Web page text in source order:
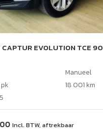
CAPTUR EVOLUTION TCE 90
Manueel
18 001 km
Incl. BTW, aftrekbaar